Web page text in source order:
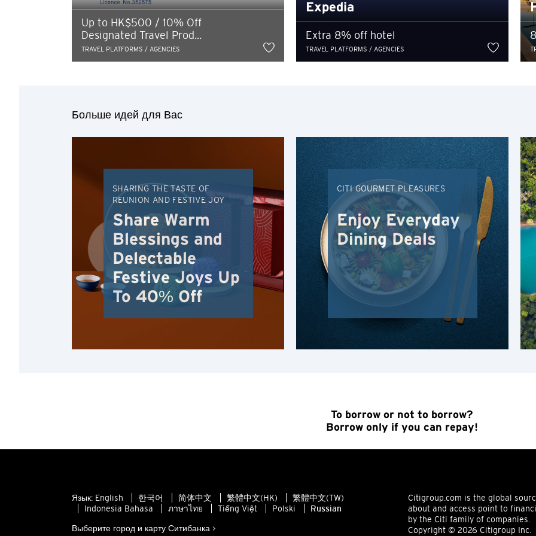
Up to HK$500 / 10% Off
Designated Travel Prod...
TRAVEL PLATFORMS / AGENCIES
Expedia
Extra 8% off hotel
TRAVEL PLATFORMS / AGENCIES
Больше идей для Вас
SHARING THE TASTE OF
REUNION AND FESTIVE JOY
Share Warm
Blessings and
Delectable
Festive Joys Up
To 40% Off
CITI GOURMET PLEASURES
Enjoy Everyday
Dining Deals
To borrow or not to borrow?
Borrow only if you can repay!
Язык: English 한국어 简体中文 繁體中文(HK)
繁體中文(TW)
Indonesia Bahasa
ภาษาไทย Tiếng Việt Polski Russian
Выберите город и карту Ситибанка >
Citigroup.com is the global
about and access point to
by the Citi family of companies.
Copyright © 2026 Citigroup Inc.
Гонконг
Остров Гонконг, Hong Kong
N
Новые Территории, Hong Kong
H
Гонконг
Остров Гонконг, Hong Kong
K
Коулун, Hong Kong
Сингапур
ЯЗЫК